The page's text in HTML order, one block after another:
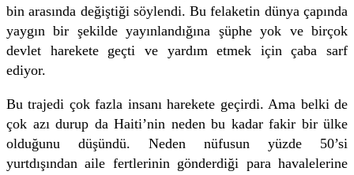
bin arasında değiştiği söylendi. Bu felaketin dünya çapında
yaygın bir şekilde yayınlandığına şüphe yok ve birçok
devlet harekete geçti ve yardım etmek için çaba sarf
ediyor.
Bu trajedi çok fazla insanı harekete geçirdi. Ama belki de
çok azı durup da Haiti’nin neden bu kadar fakir bir ülke
olduğunu düşündü. Neden nüfusun yüzde 50’si
yurtdışından aile fertlerinin gönderdiği para havalelerine